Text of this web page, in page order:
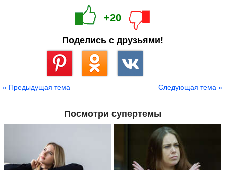
+20
Поделись с друзьями!
« Предыдущая тема Следующая тема »
Посмотри супертемы